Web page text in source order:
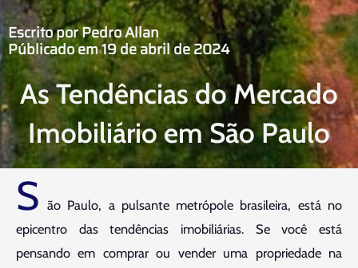
As Tendências do Mercado
Imobiliário em São Paulo
Públicado em 19 de abril de 2024
Escrito por Pedro Allan
S ão Paulo, a pulsante metrópole brasileira, está no
epicentro das tendências imobiliárias. Se você está
pensando em comprar ou vender uma propriedade na